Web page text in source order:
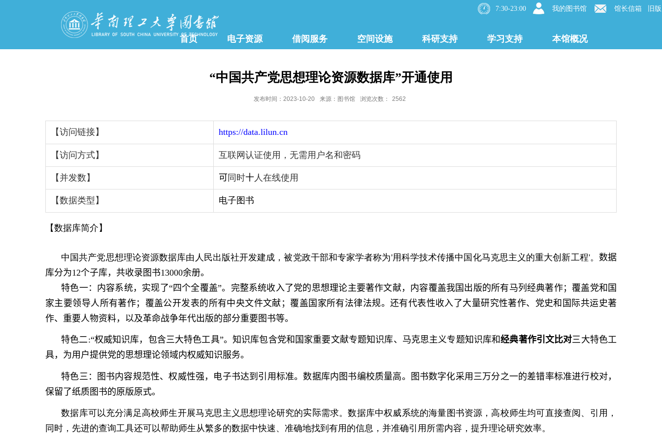
7:30-23:00 我的图书馆 馆长信箱 旧版
首页 电子资源 借阅服务 空间设施 科研支持 学习支持 本馆概况
“中国共产党思想理论资源数据库”开通使用
发布时间：2023-10-20 来源：图书馆 浏览次数： 2562
【访问链接】 https://data.lilun.cn
【访问方式】 互联网认证使用，无需用户名和密码
【并发数】 可 同时十 人在线使用
【数据类型】 电子图书
【数据库简介】
中国共产党思想理论资源数据库由人民出版社开发建成，被党政干部和专家学者称为'用科学技术传播中国化马克思主义的重大创新工程'。 数据
库分为12个子库，共收录图书13000余册。
特色一：内容系统，实现了“四个全覆盖”。完整系统收入了党的思想理论主要著作文献，内容覆盖我国出版的所有马列经典著作；覆盖党和国
家主要领导人所有著作；覆盖公开发表的所有中央文件文献；覆盖国家所有法律法规。还有代表性收入了大量研究性著作、党史和国际共运史著
作、重要人物资料，以及革命战争年代出版的部分重要图书等。
特色二:“权威知识库，包含三大特色工具”。知识库包含党和国家重要文献专题知识库、马克思主义专题知识库和经典著作引文比对三大特色工
具，为用户提供党的思想理论领域内权威知识服务。
特色三：图书内容规范性、权威性强，电子书达到引用标准。数据库内图书编校质量高。图书数字化采用三万分之一的差错率标准进行校对，
保留了纸质图书的原版原式。
数据库可以充分满足高校师生开展马克思主义思想理论研究的实际需求。数据库中权威系统的海量图书资源，高校师生均可直接查阅、引用，
同时，先进的查询工具还可以帮助师生从繁多的数据中快速、准确地找到有用的信息，并准确引用所需内容，提升理论研究效率。